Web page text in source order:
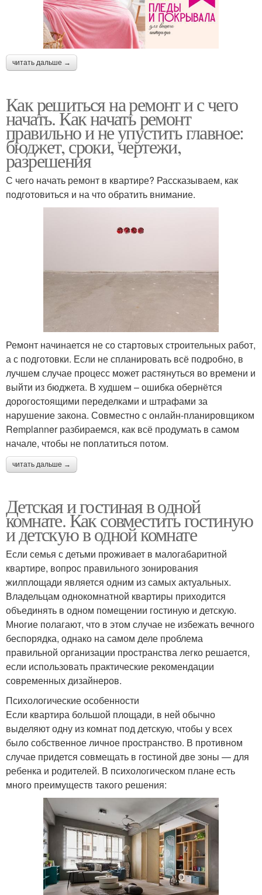
читать дальше →
Как решиться на ремонт и с чего
начать. Как начать ремонт
правильно и не упустить главное:
бюджет, сроки, чертежи,
разрешения
С чего начать ремонт в квартире? Рассказываем, как
подготовиться и на что обратить внимание.
Ремонт начинается не со стартовых строительных работ,
а с подготовки. Если не спланировать всё подробно, в
лучшем случае процесс может растянуться во времени и
выйти из бюджета. В худшем – ошибка обернётся
дорогостоящими переделками и штрафами за
нарушение закона. Совместно с онлайн-планировщиком
Remplanner разбираемся, как всё продумать в самом
начале, чтобы не поплатиться потом.
читать дальше →
Детская и гостиная в одной
комнате. Как совместить гостиную
и детскую в одной комнате
Если семья с детьми проживает в малогабаритной
квартире, вопрос правильного зонирования
жилплощади является одним из самых актуальных.
Владельцам однокомнатной квартиры приходится
объединять в одном помещении гостиную и детскую.
Многие полагают, что в этом случае не избежать вечного
беспорядка, однако на самом деле проблема
правильной организации пространства легко решается,
если использовать практические рекомендации
современных дизайнеров.
Психологические особенности
Если квартира большой площади, в ней обычно
выделяют одну из комнат под детскую, чтобы у всех
было собственное личное пространство. В противном
случае придется совмещать в гостиной две зоны — для
ребенка и родителей. В психологическом плане есть
много преимуществ такого решения: